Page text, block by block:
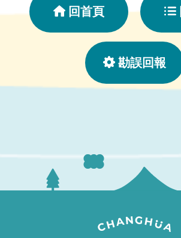
回首頁
勘誤回報